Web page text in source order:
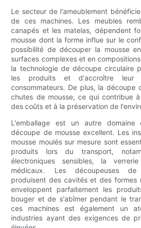
Le secteur de l'ameublement
de ces machines. Les meubles
canapés et les matelas, dépendent
mousse dont la forme influe sur le
possibilité de découper la mousse
surfaces complexes et en
la technologie de découpe circulaire
les produits et d'accroître leur
consommateurs. De plus, la découpe
chutes de mousse, ce qui contribue
des coûts et à la préservation de
L'emballage est un autre
découpe de mousse excellent. Les
mousse moulés sur mesure sont
produits lors du transport,
électroniques sensibles, la
médicaux. Les découpeuses de
produisent des cavités et des formes
enveloppent parfaitement les
bouger et de s'abîmer pendant le
ces machines est également un
industries ayant des exigences de